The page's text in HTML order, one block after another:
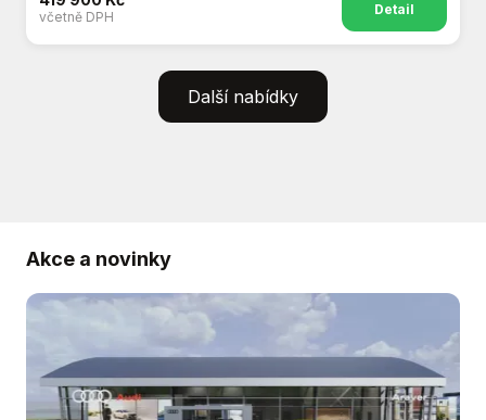
včetně DPH Detail
Další nabídky
Akce a novinky